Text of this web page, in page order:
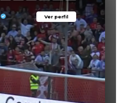
Ver perfil
Ver perfil